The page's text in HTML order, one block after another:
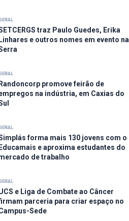
traz Paulo Guedes, Erika
Linhares e outros nomes em evento na
Randoncorp promove feirão de
na indústria, em Caxias do
forma mais 130 jovens com o
Educamais e aproxima estudantes do
de trabalho
e Liga de Combate ao Câncer
parceria para criar espaço no
Sede